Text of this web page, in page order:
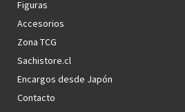
Figuras
Accesorios
Zona TCG
Sachistore.cl
Encargos desde Japón
Contacto